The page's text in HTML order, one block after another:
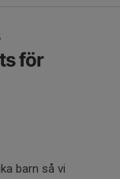
för
barn så vi